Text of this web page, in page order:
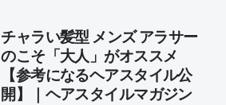
チャラい髪型 メンズ アラサー
のこそ「大人」がオススメ
【参考になるヘアスタイル公
開】｜ヘアスタイルマガジン